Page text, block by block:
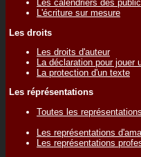
Les calendriers des
L'écriture sur mesure
Les droits
Les droits d'auteur
La déclaration pour jouer
La protection d'un texte
Les réprésentations
Toutes les
Les représentations
Les représentations